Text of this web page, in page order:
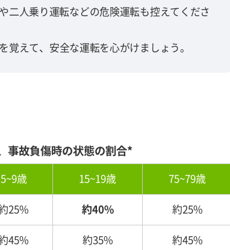
二人乗り運転などの危険運転も控えてくださ
を覚えて、安全な運転を心がけましょう。
事故負傷時の状態の割合*
5~9歳 15~19歳 75~79歳
25% 約40% 約25%
45% 約35% 約45%